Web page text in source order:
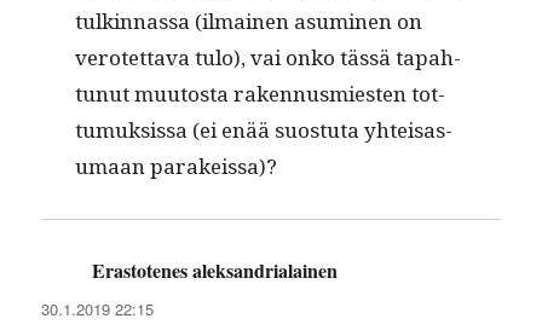
tulkin­nas­sa (ilmainen asum­i­nen on
verotet­ta­va tulo), vai onko tässä tapah­
tunut muu­tos­ta raken­nus­mi­esten tot­
tumuk­sis­sa (ei enää suos­tu­ta yhteisas­
umaan parakeissa)?
Erastotenes aleksandrialainen
30.1.2019 22:15